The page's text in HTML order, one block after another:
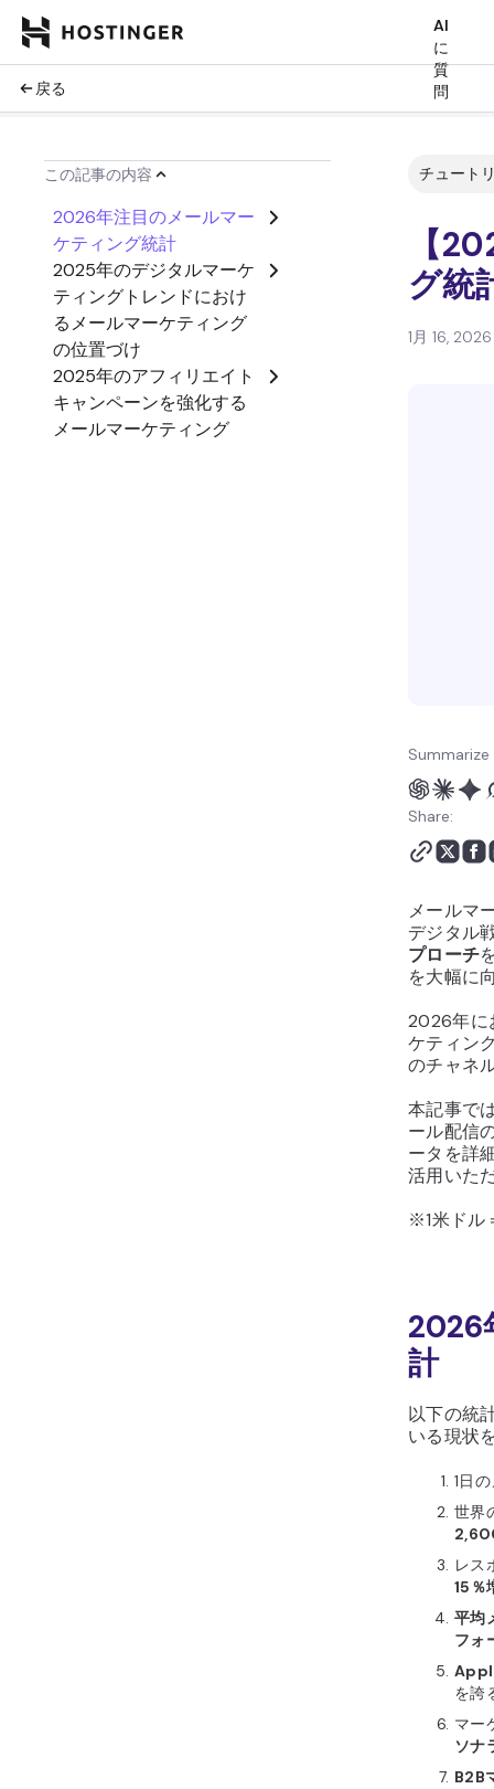
AI
に
質
問
戻る
この記事の内容
2026年注目のメールマー
ケティング統計
2025年のデジタルマーケ
ティングトレンドにおけ
るメールマーケティング
の位置づけ
2025年のアフィリエイト
キャンペーンを強化する
メールマーケティング
チュート
【
グ統
1月 16, 2026
Share:
メールマ
デジタル
プローチ
を大幅に
2026年に
ケティン
のチャネ
本記事で
ール配信
ータを詳
活用いた
※1米ドル
2026
計
以下の統
いる現状
1日
世界
レス
15％
平均
フォ
を誇
マー
ソナ
B2B